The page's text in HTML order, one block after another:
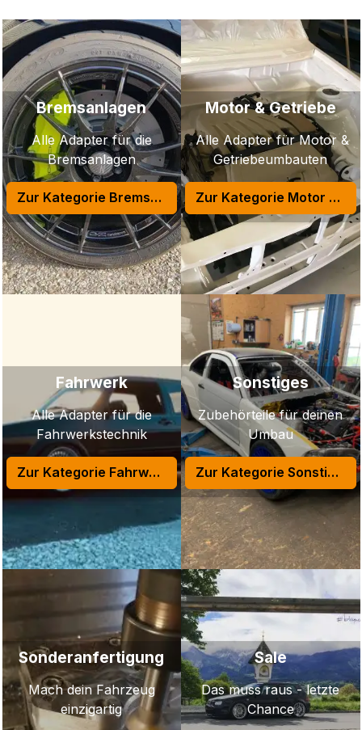
Bremsanlagen
Alle Adapter für die
Bremsanlagen
Zur Kategorie Bremsanlagen
Motor & Getriebe
Alle Adapter für Motor &
Getriebeumbauten
Zur Kategorie Motor & Getriebe
Fahrwerk
Alle Adapter für die
Fahrwerkstechnik
Zur Kategorie Fahrwerk
Sonstiges
Zubehörteile für deinen
Umbau
Zur Kategorie Sonstiges
Sonderanfertigung
Mach dein Fahrzeug
einzigartig
Sale
Das muss raus - letzte
Chance